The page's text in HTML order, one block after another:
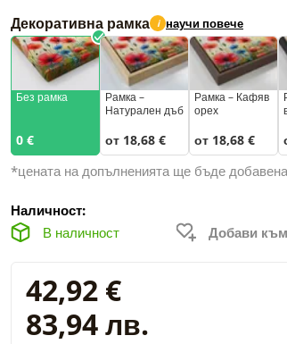
Декоративна рамка i научи повече
Без рамка
0 €
Рамка –
Натурален дъб
от 18,68 €
Рамка – Кафяв
орех
от 18,68 €
*цената на допълненията ще бъде
Наличност:
В наличност
Добави
42,92 €
83,94 лв.